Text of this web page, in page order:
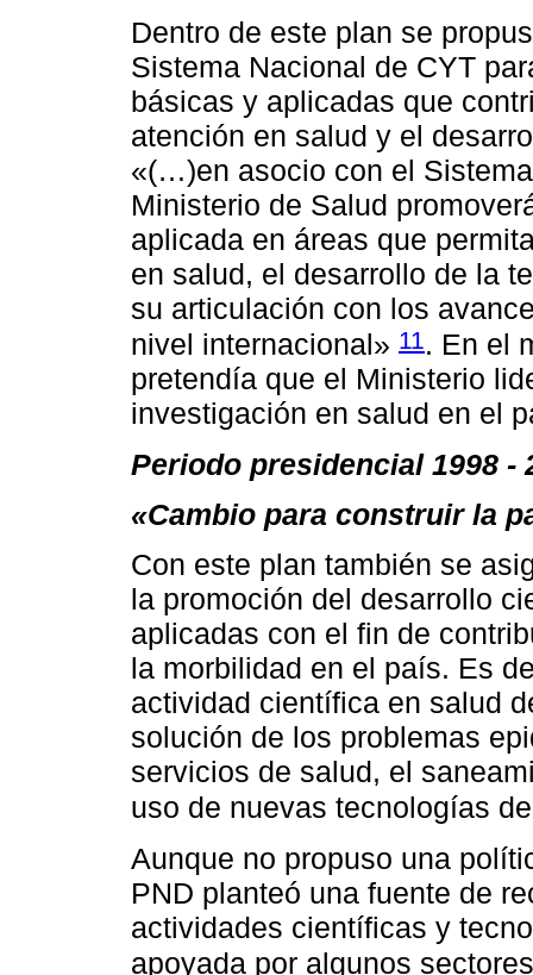
Dentro de este plan se
Sistema Nacional de CYT
básicas y aplicadas que
atención en salud y el
«(…)en asocio con el
Ministerio de Salud
aplicada en áreas que
en salud, el desarrollo de la
su articulación con los
nivel internacional» 11. En el
pretendía que el Ministerio
investigación en salud en el
Periodo presidencial 1998 -
«Cambio para construir la
Con este plan también se
la promoción del desarrollo
aplicadas con el fin de
la morbilidad en el país. Es
actividad científica en salud
solución de los problemas
servicios de salud, el
uso de nuevas tecnologías
Aunque no propuso una
PND planteó una fuente de
actividades científicas y
apoyada por algunos